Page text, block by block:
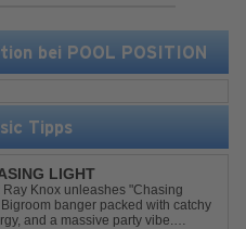
bei POOL POSITION
Tipps
LIGHT
Knox unleashes "Chasing
banger packed with catchy
and a massive party vibe.